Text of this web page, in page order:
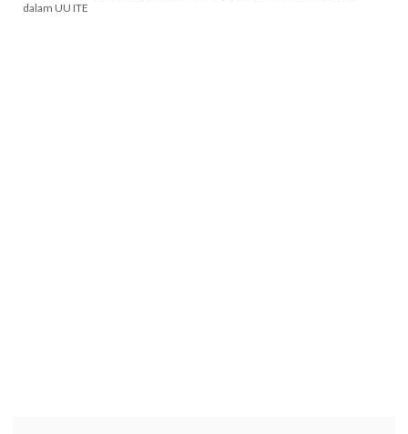
dalam UU ITE